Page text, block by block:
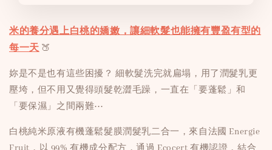
米的養分遇上白桃的嬌嫩，讓細軟髮也能擁有豐盈有型的
每一天 🍑
妳是不是也有這些困擾？ 細軟髮洗完就扁塌，用了潤髮乳更
壓垮，但不用又覺得頭髮乾澀毛躁，一直在「要蓬鬆」和
「要保濕」之間兩難⋯
白桃純米原液有機蓬鬆髮膜潤髮乳二合一，來自法國 Energie